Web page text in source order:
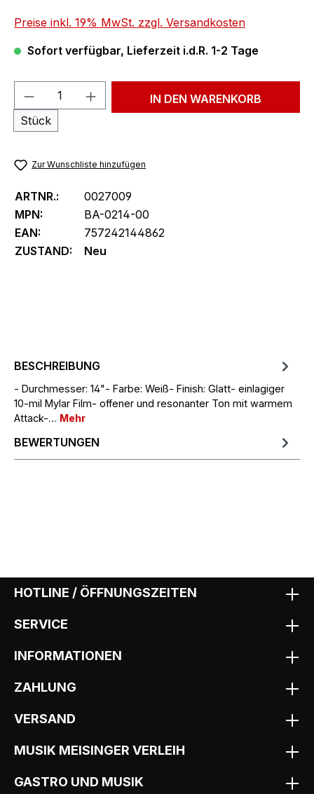
Preise inkl. 19% MwSt. zzgl. Versandkosten
Sofort verfügbar, Lieferzeit i.d.R. 1-2 Tage
Produkt Anzahl: Gib den
Stück
IN DEN WARENKORB
Zur Wunschliste hinzufügen
ARTNR.:
0027009
MPN:
BA-0214-00
EAN:
757242144862
ZUSTAND:
Neu
BESCHREIBUNG
- Durchmesser: 14"- Farbe: Weiß- Finish: Glatt- einlagiger
10-mil Mylar Film- offener und resonanter Ton mit warmem
Attack-… Mehr
BEWERTUNGEN
HOTLINE / ÖFFNUNGSZEITEN
SERVICE
INFORMATIONEN
ZAHLUNG
VERSAND
MUSIK MEISINGER VERLEIH
GASTRO UND MUSIK